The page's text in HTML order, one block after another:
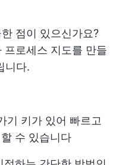
점이 있으신가요?
프로세스 지도를 만들
니다.
기 키가 있어 빠르고
수 있습니다